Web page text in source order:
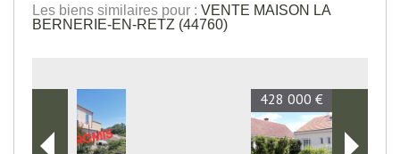
Les biens similaires pour : VENTE MAISON LA
BERNERIE-EN-RETZ (44760)